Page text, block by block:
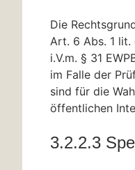
Die
Art. 6 Abs. 1 lit.
i.V.m. § 31
im Falle der
sind für die
öffentlichen
3.2.2.3